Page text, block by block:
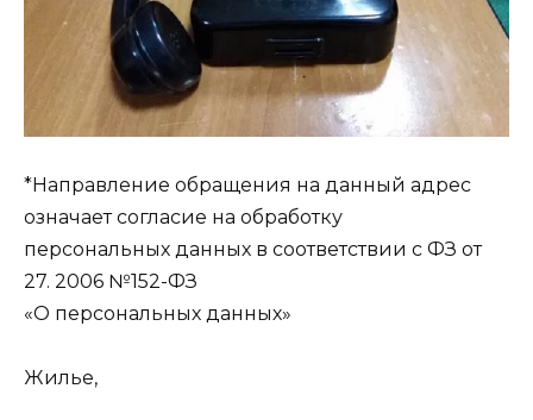
*Направление обращения на данный адрес
означает согласие на обработку
персональных данных в соответствии с ФЗ от
27. 2006 №152-ФЗ
«О персональных данных»
Жилье,